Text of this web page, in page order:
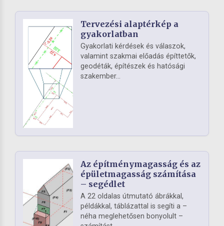
Tervezési alaptérkép a
gyakorlatban
Gyakorlati kérdések és válaszok,
valamint szakmai előadás építtetők,
geodéták, építészek és hatósági
szakember...
Az építménymagasság és az
épületmagasság számítása
– segédlet
A 22 oldalas útmutató ábrákkal,
példákkal, táblázattal is segíti a –
néha meglehetősen bonyolult –